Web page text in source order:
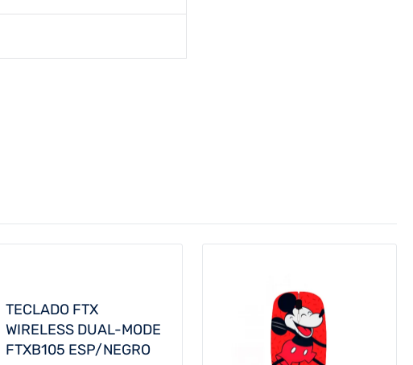
TECLADO FTX
WIRELESS DUAL-MODE
FTXB105 ESP/NEGRO